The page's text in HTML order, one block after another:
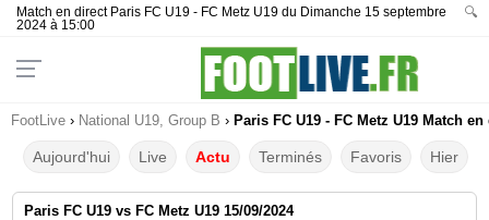
Match en direct Paris FC U19 - FC Metz U19 du Dimanche 15 septembre
2024 à 15:00
🔍
FootLive › National U19, Group B › Paris FC U19 - FC Metz U19 Match
Aujourd'hui Live Actu Terminés Favoris Hier
Paris FC U19 vs FC Metz U19 15/09/2024